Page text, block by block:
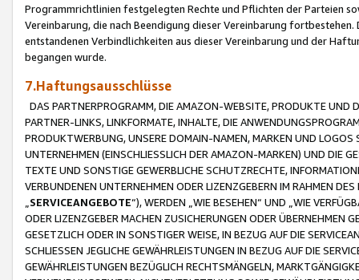
Programmrichtlinien festgelegten Rechte und Pflichten der Parteien
Vereinbarung, die nach Beendigung dieser Vereinbarung
entstandenen Verbindlichkeiten aus dieser Vereinbarung und der
begangen wurde.
7.Haftungsausschlüsse
DAS PARTNERPROGRAMM, DIE AMAZON-WEBSITE, PRODUKTE UND
PARTNER-LINKS, LINKFORMATE, INHALTE, DIE
PRODUKTWERBUNG, UNSERE DOMAIN-NAMEN, MARKEN UND
UNTERNEHMEN (EINSCHLIESSLICH DER AMAZON-MARKEN) UND DIE
TEXTE UND SONSTIGE GEWERBLICHE SCHUTZRECHTE,
VERBUNDENEN UNTERNEHMEN ODER LIZENZGEBERN IM RAHMEN
SERVICEANGEBOTE“), WERDEN „WIE BESEHEN“ UND „WIE
ODER LIZENZGEBER MACHEN ZUSICHERUNGEN ODER ÜBERNEHMEN
GESETZLICH ODER IN SONSTIGER WEISE, IN BEZUG AUF DIE
SCHLIESSEN JEGLICHE GEWÄHRLEISTUNGEN IN BEZUG AUF DIE
GEWÄHRLEISTUNGEN BEZÜGLICH RECHTSMÄNGELN,